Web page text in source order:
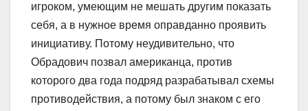
игроком, умеющим не мешать другим показать
себя, а в нужное время оправданно проявить
инициативу. Потому неудивительно, что
Обрадович позвал американца, против
которого два года подряд разрабатывал схемы
противодействия, а потому был знаком с его